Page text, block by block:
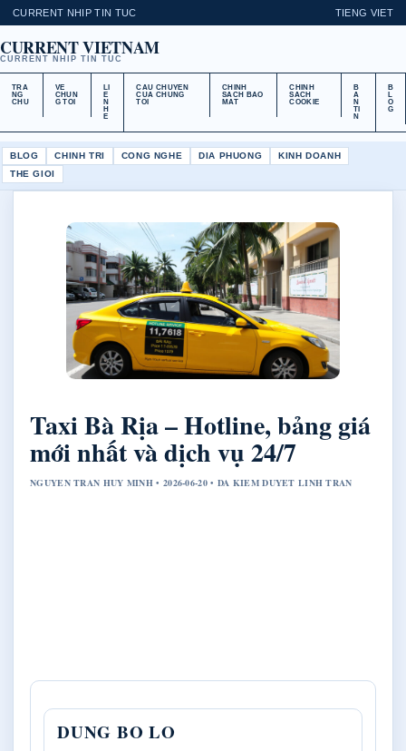
CURRENT NHIP TIN TUC TIENG VIET
CURRENT VIETNAM
CURRENT NHIP TIN TUC
TRA
NG
CHU
VE
CHUN
G TOI
LI
E
N
H
E
CAU CHUYEN
CUA CHUNG
TOI
CHINH
SACH BAO
MAT
CHINH
SACH
COOKIE
B
A
N
TI
N
B
L
O
G
BLOG CHINH TRI CONG NGHE DIA PHUONG
KINH DOANH
THE GIOI
Taxi Bà Rịa – Hotline, bảng giá
mới nhất và dịch vụ 24/7
NGUYEN TRAN HUY MINH • 2026-06-20 • DA KIEM DUYET LINH TRAN
DUNG BO LO